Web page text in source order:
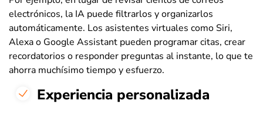
electrónicos, la IA puede filtrarlos y organizarlos
automáticamente. Los asistentes virtuales como Siri,
Alexa o Google Assistant pueden programar citas, crear
recordatorios o responder preguntas al instante, lo que te
ahorra muchísimo tiempo y esfuerzo.
Experiencia personalizada